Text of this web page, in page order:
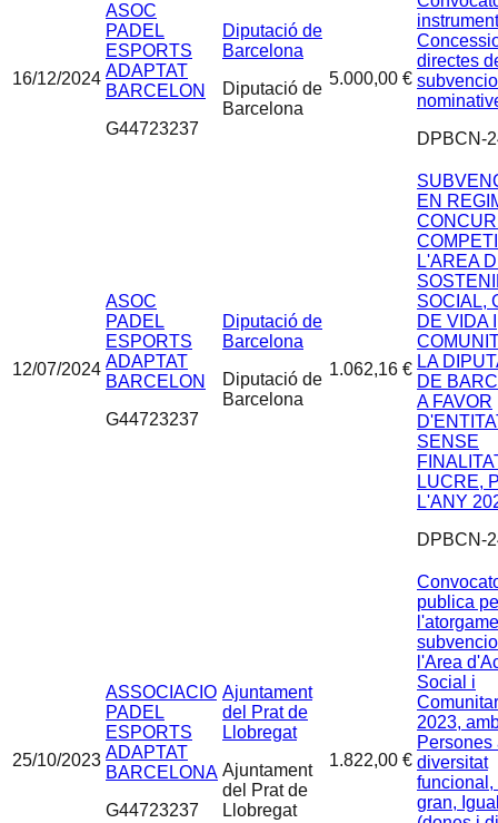
16/12/2024
ASOC
PADEL
ESPORTS
ADAPTAT
BARCELON
G44723237
Diputació de
Barcelona
Diputació de
Barcelona
5.000,00 €
directes
DPBCN-
12/07/2024
ASOC
PADEL
ESPORTS
ADAPTAT
BARCELON
G44723237
Diputació de
Barcelona
Diputació de
Barcelona
1.062,16 €
EN
L'AREA
SOCIAL,
DE VIDA I
LA
DE
A FAVOR
SENSE
LUCRE,
L'ANY
DPBCN-
25/10/2023
ASSOCIACIO
PADEL
ESPORTS
ADAPTAT
BARCELONA
G44723237
Ajuntament
del Prat de
Llobregat
Ajuntament
del Prat de
Llobregat
1.822,00 €
publica
l'Area
Social i
2023,
Persones
diversitat
funcional,
gran,